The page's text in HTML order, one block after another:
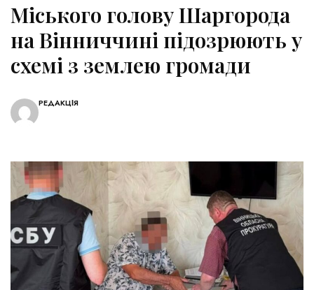
Міського голову Шаргорода
на Вінниччині підозрюють у
схемі з землею громади
РЕДАКЦІЯ